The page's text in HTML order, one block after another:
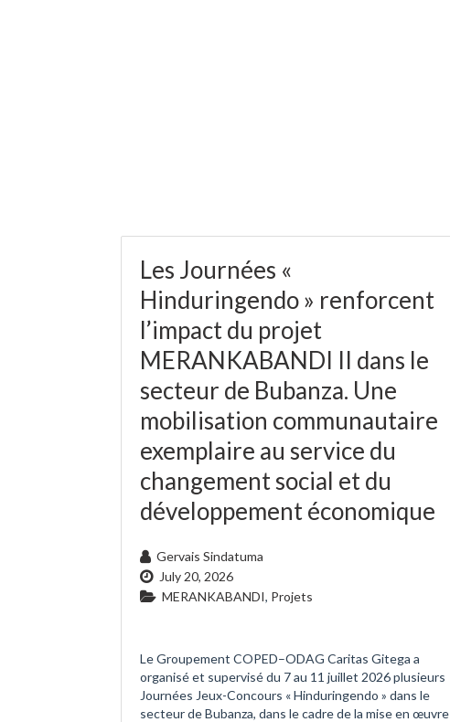
Les Journées «
Hinduringendo » renforcent
l’impact du projet
MERANKABANDI II dans le
secteur de Bubanza. Une
mobilisation communautaire
exemplaire au service du
changement social et du
développement économique
Gervais Sindatuma
July 20, 2026
MERANKABANDI, Projets
Le Groupement COPED–ODAG Caritas Gitega a
organisé et supervisé du 7 au 11 juillet 2026 plusieurs
Journées Jeux-Concours « Hinduringendo » dans le
secteur de Bubanza, dans le cadre de la mise en œuvre